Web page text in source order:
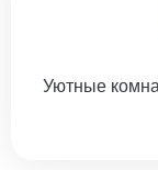
Уютные